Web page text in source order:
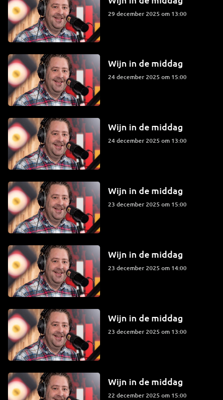
29 december 2025 om 13:00
Wijn in de middag
24 december 2025 om 15:00
Wijn in de middag
24 december 2025 om 13:00
Wijn in de middag
23 december 2025 om 15:00
Wijn in de middag
23 december 2025 om 14:00
Wijn in de middag
23 december 2025 om 13:00
Wijn in de middag
22 december 2025 om 15:00